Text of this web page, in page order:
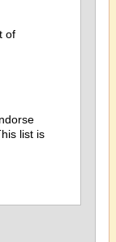
of
list is